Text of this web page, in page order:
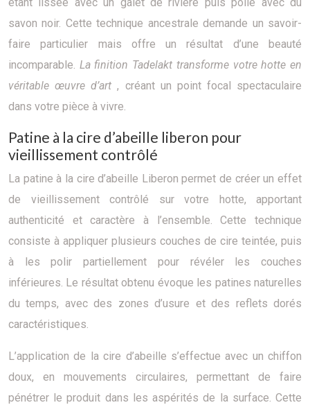
savon noir. Cette technique ancestrale demande un savoir-
faire particulier mais offre un résultat d’une beauté
incomparable. La finition Tadelakt transforme votre hotte en
véritable œuvre d’art, créant un point focal spectaculaire
dans votre pièce à vivre.
Patine à la cire d’abeille liberon pour
vieillissement contrôlé
La patine à la cire d’abeille Liberon permet de créer un effet
de vieillissement contrôlé sur votre hotte, apportant
authenticité et caractère à l’ensemble. Cette technique
consiste à appliquer plusieurs couches de cire teintée, puis
à les polir partiellement pour révéler les couches
inférieures. Le résultat obtenu évoque les patines naturelles
du temps, avec des zones d’usure et des reflets dorés
caractéristiques.
L’application de la cire d’abeille s’effectue avec un chiffon
doux, en mouvements circulaires, permettant de faire
pénétrer le produit dans les aspérités de la surface. Cette